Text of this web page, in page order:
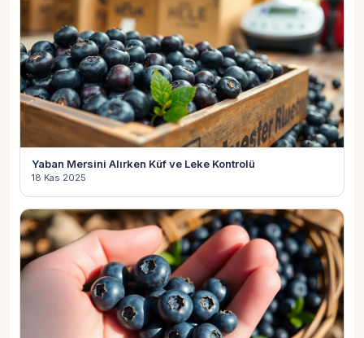
Yaban Mersini Alırken Küf ve Leke Kontrolü
18 Kas 2025